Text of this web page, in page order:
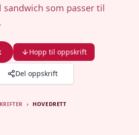
som passer til
Hopp til oppskrift
Del oppskrift
› HOVEDRETT